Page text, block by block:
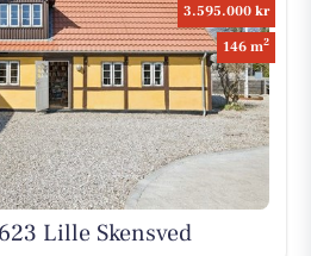
3.595.000 kr
146 m2
Lille Skensved